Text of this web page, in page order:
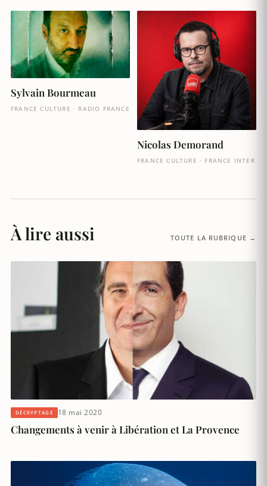
Sylvain Bourmeau
FRANCE CULTURE · RADIO FRANCE
Nicolas Demorand
FRANCE CULTURE · FRANCE INTER
À lire aussi TOUTE LA RUBRIQUE →
DÉCRYPTAGE 18 mai 2020
Changements à venir à Libération et La Provence